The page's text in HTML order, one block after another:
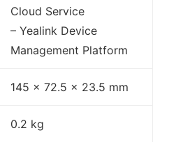
Cloud Service
– Yealink Device
Management Platform
145 × 72.5 × 23.5 mm
0.2 kg